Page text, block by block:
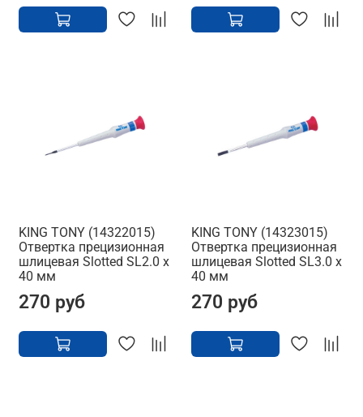
KING TONY (14322015)
Отвертка прецизионная
шлицевая Slotted SL2.0 x
40 мм
270 руб
KING TONY (14323015)
Отвертка прецизионная
шлицевая Slotted SL3.0 x
40 мм
270 руб